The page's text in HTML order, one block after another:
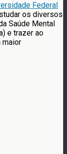
Federal
os diversos
Saúde Mental
e trazer ao
maior